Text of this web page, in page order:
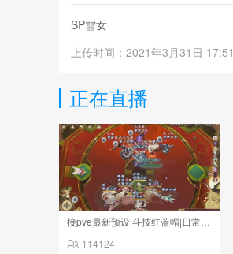
SP雪女
上传时间：2021年3月31日 17:51
正在直播
114124